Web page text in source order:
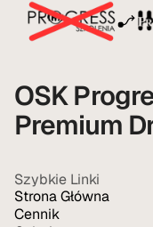
OSK
Premium
Szybkie Linki
Strona Główna
Cennik